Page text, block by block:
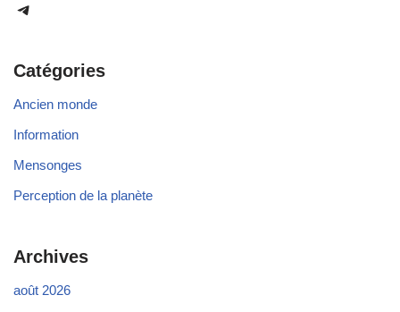
Catégories
Ancien monde
Information
Mensonges
Perception de la planète
Archives
août 2026